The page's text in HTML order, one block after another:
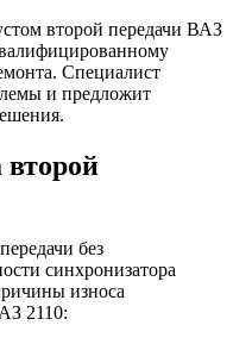
второй передачи ВАЗ
Специалист
и предложит
второй
без
синхронизатора
износа
2110: